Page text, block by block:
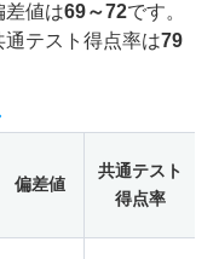
差値は69～72です。
テスト得点率は79
偏差値
共通テスト
得点率